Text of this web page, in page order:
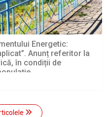
Energetic:
Anunț referitor la
în condiții de